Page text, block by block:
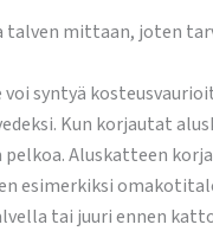
talven mittaan, joten
syntyä
Kun korjautat
Aluskatteen
esimerkiksi
tai juuri ennen